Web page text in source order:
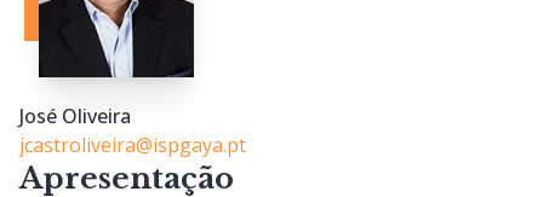
José Oliveira
jcastroliveira@ispgaya.pt
Apresentação